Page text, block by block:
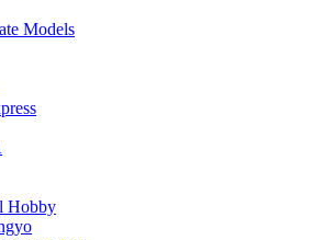
Models
Hobby